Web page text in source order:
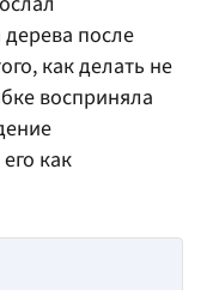
после
как делать не
восприняла
как